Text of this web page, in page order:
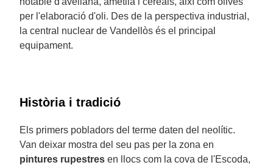
per l'elaboració d'oli. Des de la perspectiva industrial,
la central nuclear de Vandellòs és el principal
equipament.
Història i tradició
Els primers pobladors del terme daten del neolític.
Van deixar mostra del seu pas per la zona en
pintures rupestres en llocs com la cova de l'Escoda,